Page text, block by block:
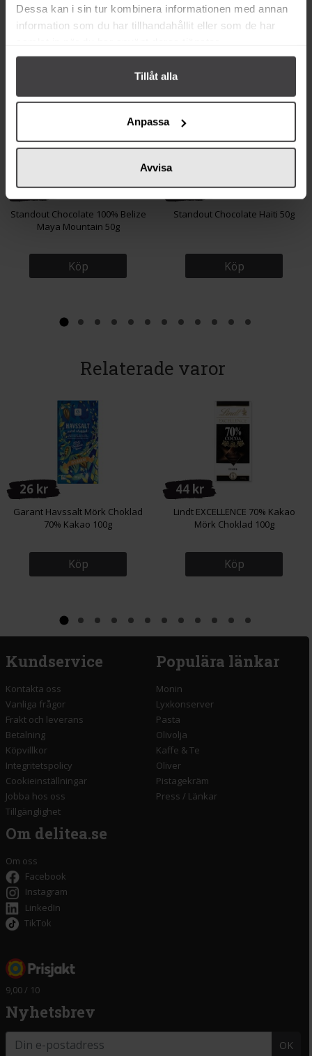
Dessa kan i sin tur kombinera informationen med annan
information som du har tillhandahållit eller som de har
Tillåt alla
Anpassa
Avvisa
Från samma varumärke
62 kr
Eko
Standout Chocolate 100% Belize
Maya Mountain 50g
Köp
62 kr
Eko
Standout Chocolate Haiti 50g
Köp
Relaterade varor
26 kr
Garant Havssalt Mörk Choklad
70% Kakao 100g
Köp
44 kr
Lindt EXCELLENCE 70% Kakao
Mörk Choklad 100g
Köp
Kundservice
Kontakta oss
Vanliga frågor
Frakt och leverans
Betalning
Köpvillkor
Integritetspolicy
Cookieinställningar
Jobba hos oss
Tillgänglighet
Populära länkar
Monin
Lyxkonserver
Pasta
Olivolja
Kaffe & Te
Oliver
Pistagekräm
Press / Länkar
Om delitea.se
Om oss
Facebook
Instagram
LinkedIn
TikTok
9,00 / 10
Nyhetsbrev
OK